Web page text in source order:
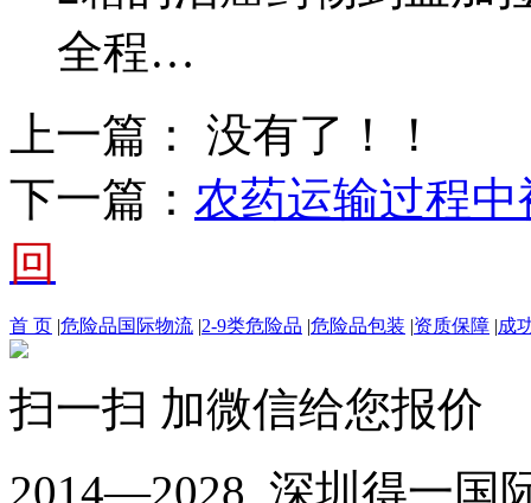
全程…
上一篇： 没有了！！
下一篇： 农药运输过程
回
首 页 |危险品国际物流 |2-9类危险品 |危险品包装 |资质保障 |成
扫一扫 加微信给您报价
2014—2028 深圳得一国